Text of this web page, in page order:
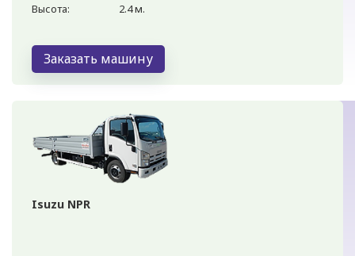
Высота:
2.4 м.
Заказать машину
Isuzu NPR